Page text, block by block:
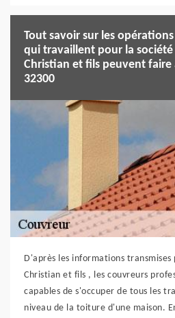
Tout savoir sur les
qui travaillent pour la
Christian et fils peuvent
32300
D'après les informations
Christian et fils , les couvreurs
capables de s'occuper de tous les
niveau de la toiture d'une maison.